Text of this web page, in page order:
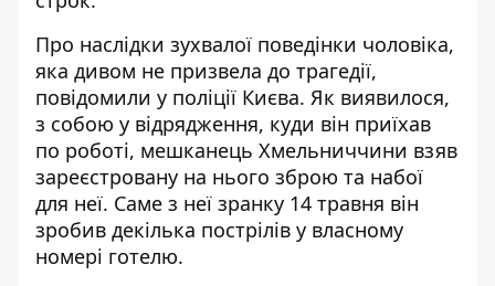
Про наслідки зухвалої поведінки чоловіка,
яка дивом не призвела до трагедії,
повідомили у поліції Києва. Як виявилося,
з собою у відрядження, куди він приїхав
по роботі, мешканець Хмельниччини взяв
зареєстровану на нього зброю та набої
для неї. Саме з неї зранку 14 травня він
зробив декілька пострілів у власному
номері готелю.